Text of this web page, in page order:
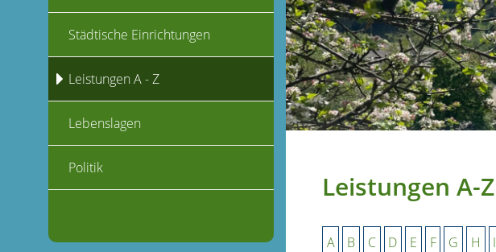
Leistungen A-Z
A B C D E F G H I
Städtische Einrichtungen
Leistungen A - Z
Lebenslagen
Politik